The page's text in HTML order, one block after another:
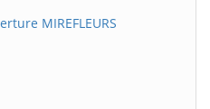
MIREFLEURS